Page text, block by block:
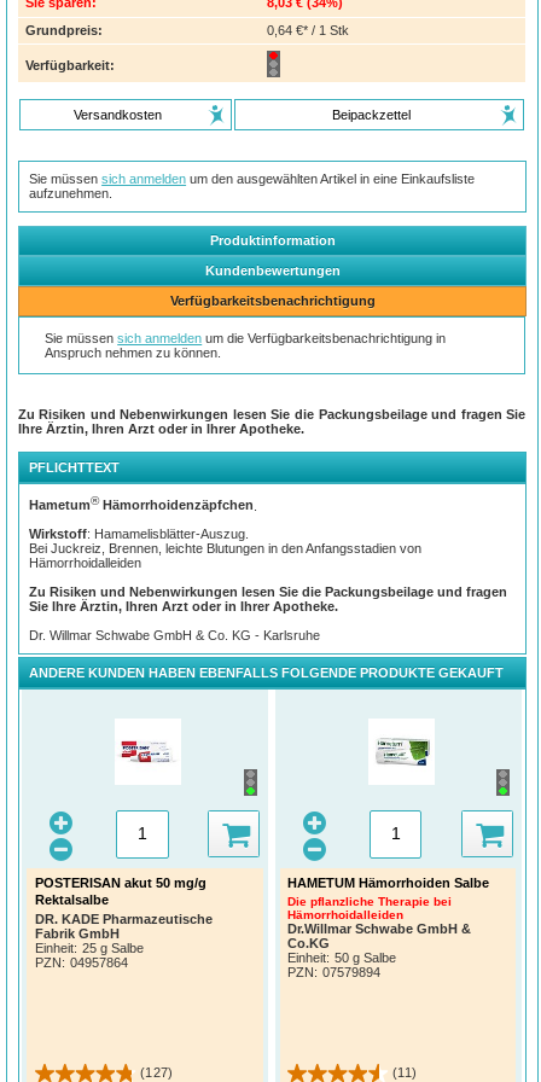
Grundpreis:
0,64 €* / 1 Stk
Verfügbarkeit:
Versandkosten Beipackzettel
Sie müssensich anmelden um den ausgewählten Artikel in eine Einkaufsliste
aufzunehmen.
Produktinformation
Kundenbewertungen
Verfügbarkeitsbenachrichtigung
Sie müssensich anmelden um die Verfügbarkeitsbenachrichtigung in
Anspruch nehmen zu können.
Zu Risiken und Nebenwirkungen lesen Sie die Packungsbeilage und fragen Sie
Ihre Ärztin, Ihren Arzt oder in Ihrer Apotheke.
PFLICHTTEXT
Hametum®Hämorrhoidenzäpfchen
Wirkstoff: Hamamelisblätter-Auszug.
BeiJuckreiz, Brennen, leichte Blutungen in den Anfangsstadien von
Hämorrhoidalleiden
Zu Risiken und Nebenwirkungen lesen Sie die Packungsbeilage und fragen
Sie Ihre Ärztin, Ihren Arzt oder in Ihrer Apotheke.
Dr. Willmar Schwabe GmbH & Co. KG - Karlsruhe
ANDERE KUNDEN HABEN EBENFALLS FOLGENDE PRODUKTE GEKAUFT
POSTERISAN akut 50 mg/g
Rektalsalbe
DR. KADE Pharmazeutische
Fabrik GmbH
Einheit: 25 g Salbe
PZN: 04957864
(127)
HAMETUM Hämorrhoiden Salbe
Die pflanzliche Therapie bei
Hämorrhoidalleiden
Dr.Willmar Schwabe GmbH &
Co.KG
Einheit: 50 g Salbe
PZN: 07579894
(11)